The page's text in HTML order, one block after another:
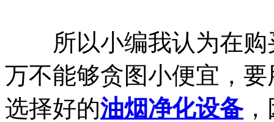
所以小编我认为在购
万不能够贪图小便宜，
选择好的油烟净化设备，